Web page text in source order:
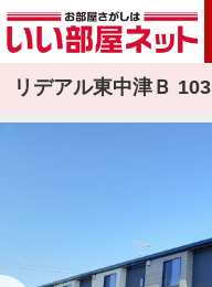
リデアル東中津Ｂ 103